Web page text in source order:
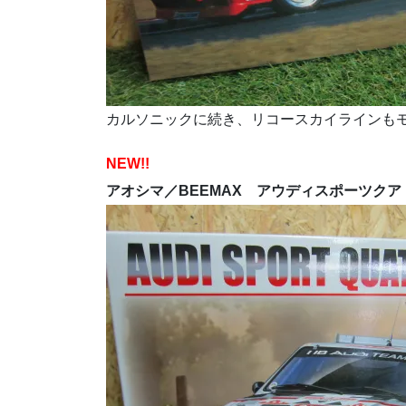
カルソニックに続き、リコースカイラインも
NEW!!
アオシマ／BEEMAX アウディスポーツクア